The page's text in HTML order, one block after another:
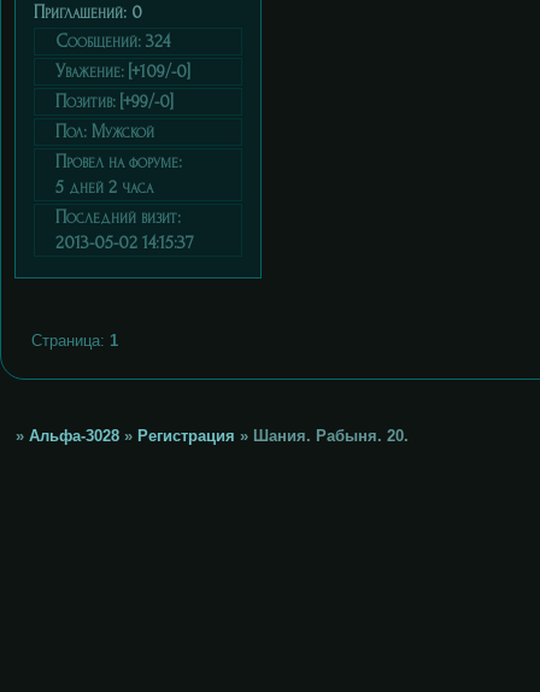
Приглашений: 0
Сообщений: 324
Уважение: [+109/-0]
Позитив: [+99/-0]
Пол: Мужской
Провел на форуме:
5 дней 2 часа
Последний визит:
2013-05-02 14:15:37
Страница: 1
» Альфа-3028 » Регистрация » Шания. Рабыня. 20.